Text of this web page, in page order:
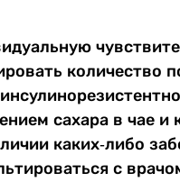
количество
сахара в чае и
каких-либо
с